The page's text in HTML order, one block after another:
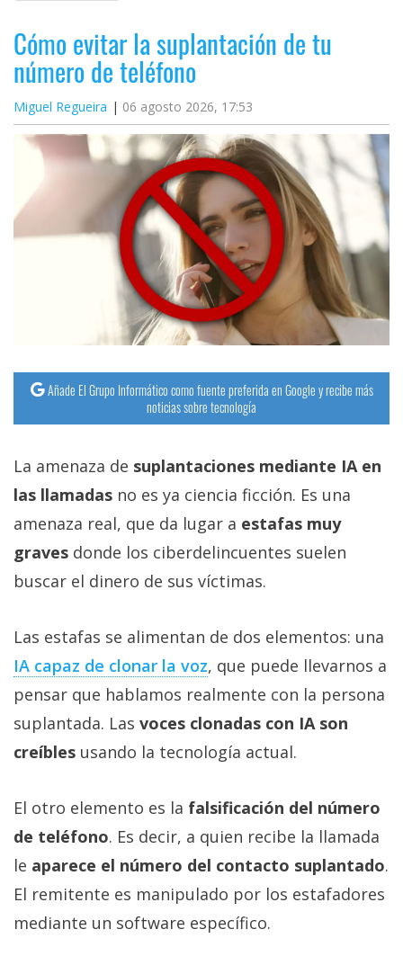
Cómo evitar la suplantación de tu
número de teléfono
Miguel Regueira 06 agosto 2026, 17:53
Añade El Grupo Informático como fuente preferida en Google y recibe más
noticias sobre tecnología
La amenaza de suplantaciones mediante IA en
las llamadas no es ya ciencia ficción. Es una
amenaza real, que da lugar a estafas muy
graves donde los ciberdelincuentes suelen
buscar el dinero de sus víctimas.
Las estafas se alimentan de dos elementos: una
IA capaz de clonar la voz‎, que puede llevarnos a
pensar que hablamos realmente con la persona
suplantada. Las voces clonadas con IA son
creíbles usando la tecnología actual.
El otro elemento es la falsificación del número
de teléfono. Es decir, a quien recibe la llamada
le aparece el número del contacto suplantado.
El remitente es manipulado por los estafadores
mediante un software específico.